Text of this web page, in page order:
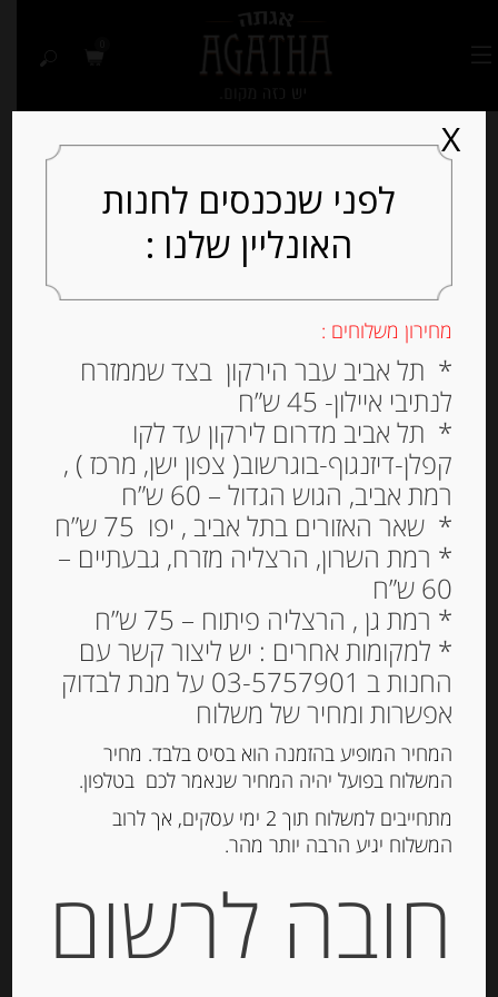
עוגיות שוקולד צ’יפס “Lu”
₪36.00
מחיר ל 100 גרם: 13.05 ש"ח
הוספה לסל
קטגוריות:מוצרים חדשים ,שוקולד, נוגט, עוגיות
לפני שנכנסים לחנות
האונליין שלנו :
מחירון משלוחים :
* תל אביב עבר הירקון בצד שממזרח
לנתיבי איילון- 45 ש”ח
* תל אביב מדרום לירקון עד לקו
קפלן-דיזנגוף-בוגרשוב( צפון ישן, מרכז ) ,
רמת אביב, הגוש הגדול – 60 ש”ח
* שאר האזורים בתל אביב , יפו 75 ש”ח
* רמת השרון, הרצליה מזרח, גבעתיים –
60 ש”ח
* רמת גן , הרצליה פיתוח – 75 ש”ח
* למקומות אחרים : יש ליצור קשר עם
החנות ב 03-5757901 על מנת לבדוק
אפשרות ומחיר של משלוח
המחיר המופיע בהזמנה הוא בסיס בלבד. מחיר
המשלוח בפועל יהיה המחיר שנאמר לכם בטלפון.
מתחייבים למשלוח תוך 2 ימי עסקים, אך לרוב
המשלוח יגיע הרבה יותר מהר.
חובה לרשום
X